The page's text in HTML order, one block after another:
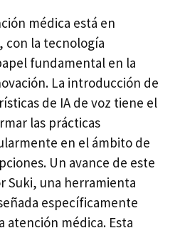
médica está en
con la tecnología
fundamental en la
La introducción de
de IA de voz tiene el
las prácticas
en el ámbito de
Un avance de este
Suki, una herramienta
específicamente
atención médica. Esta